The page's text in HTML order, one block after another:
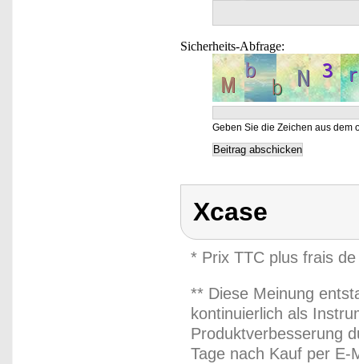
Sicherheits-Abfrage:
Geben Sie die Zeichen aus dem
Xcase
* Prix TTC plus frais
** Diese Meinung
kontinuierlich als
Produktverbesserung
Tage nach Kauf per E-